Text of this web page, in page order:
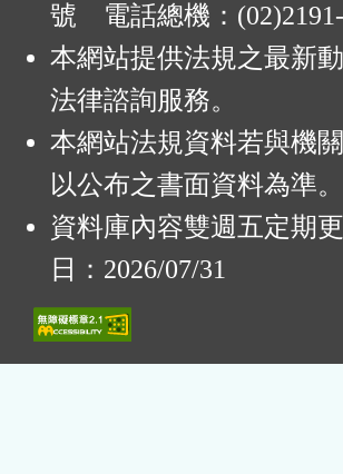
號 電話總機：(02)2191-
本網站提供法規之最新
法律諮詢服務。
本網站法規資料若與機
以公布之書面資料為準。
資料庫內容雙週五定期
日：2026/07/31